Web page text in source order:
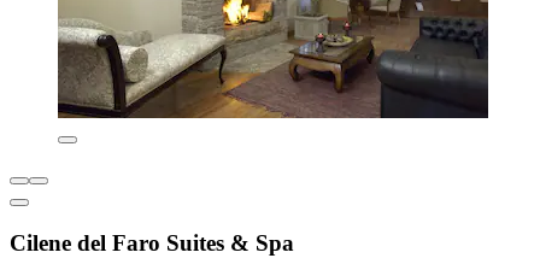
Cilene del Faro Suites & Spa